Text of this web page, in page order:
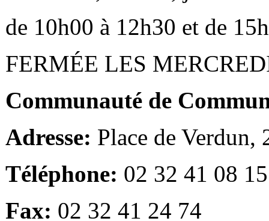
de 10h00 à 12h30 et de
FERMÉE LES
Communauté de
Adresse: Place de Verdun,
Téléphone: 02 32 41 08 15
Fax: 02 32 41 24 74